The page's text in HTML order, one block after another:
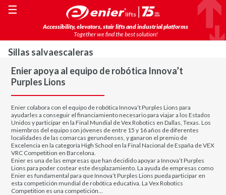
Accessibility, elevators, stair lifts and industrial platforms
Together we find the best solution!
☰
Sillas salvaescaleras
Enier apoya al equipo de robótica Innova’t
Purples Lions
Enier colabora con el equipo de robótica Innova’t Purples Lions para
ayudarles a conseguir el financiamiento necesario para viajar a los Estados
Unidos y participar en la Final Mundial de Vex Robotics en Dallas, Texas. Los
miembros del equipo son jóvenes de entre 15 y 16 años de diferentes
localidades de las comarcas gerundenses, y ganaron el premio de
Excelencia en la categoría High School en la Final Nacional de España de VEX
VRC Competition en Barcelona.
Enier es una de las empresas que han decidido apoyar a Innova’t Purples
Lions para poder costear este desplazamiento. La ayuda de empresas como
Enier es fundamental para que Innova’t Purples Lions pueda participar en
esta competición mundial de robótica educativa. La Vex Robotics
Competition es una competición…